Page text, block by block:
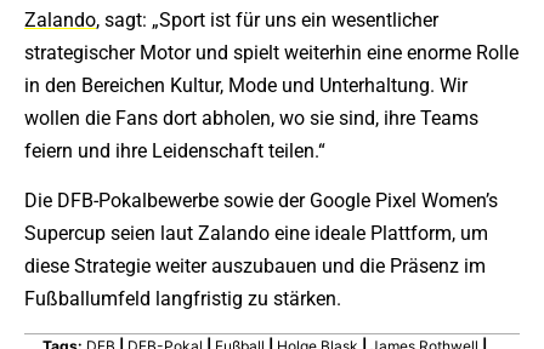
Zalando, sagt: „Sport ist für uns ein wesentlicher
strategischer Motor und spielt weiterhin eine enorme Rolle
in den Bereichen Kultur, Mode und Unterhaltung. Wir
wollen die Fans dort abholen, wo sie sind, ihre Teams
feiern und ihre Leidenschaft teilen.“
Die DFB-Pokalbewerbe sowie der Google Pixel Women’s
Supercup seien laut Zalando eine ideale Plattform, um
diese Strategie weiter auszubauen und die Präsenz im
Fußballumfeld langfristig zu stärken.